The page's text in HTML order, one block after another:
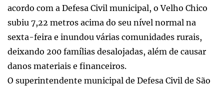
acordo com a Defesa Civil municipal, o Velho Chico
subiu 7,22 metros acima do seu nível normal na
sexta-feira e inundou várias comunidades rurais,
deixando 200 famílias desalojadas, além de causar
danos materiais e financeiros.
O superintendente municipal de Defesa Civil de São